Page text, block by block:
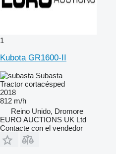
1
Kubota GR1600-II
Subasta
Tractor cortacésped
2018
812 m/h
Reino Unido, Dromore
EURO AUCTIONS UK Ltd
Contacte con el vendedor